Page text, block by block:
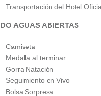
Transportación del Hotel
AGUAS ABIERTAS
Camiseta
Medalla al terminar
Gorra Natación
Seguimiento en Vivo
Bolsa Sorpresa